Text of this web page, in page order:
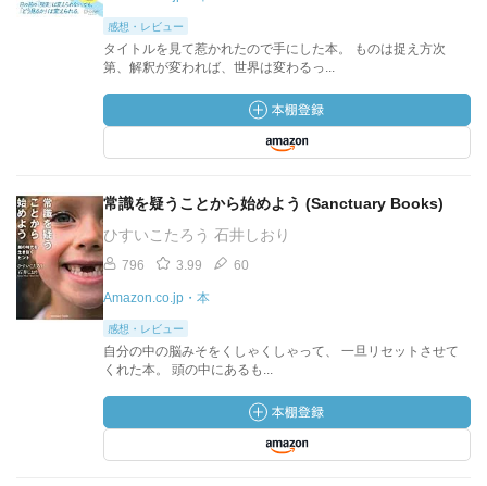
感想・レビュー
タイトルを見て惹かれたので手にした本。 ものは捉え方次
第、解釈が変われば、世界は変わるっ...
常識を疑うことから始めよう (Sanctuary Books)
ひすいこたろう 石井しおり
796 3.99 60
Amazon.co.jp・本
感想・レビュー
自分の中の脳みそをくしゃくしゃって、 一旦リセットさせて
くれた本。 頭の中にあるも...